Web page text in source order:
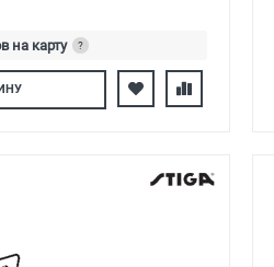
на карту
?